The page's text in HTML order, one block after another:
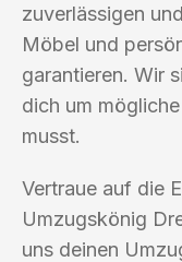
zuverlässigen
Möbel und
garantieren. Wir
dich um
musst.
Vertraue auf die
Umzugskönig
uns deinen